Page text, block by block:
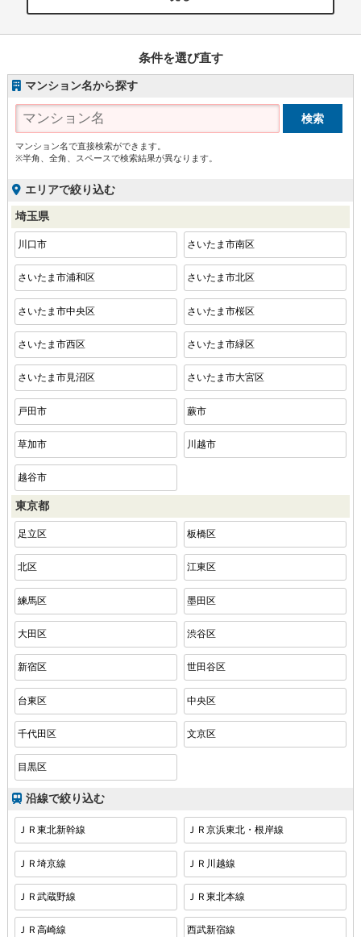
条件を選び直す
マンション名から探す
マンション名で直接検索ができます。
※半角、全角、スペースで検索結果が異なります。
エリアで絞り込む
埼玉県
川口市 さいたま市南区
さいたま市浦和区 さいたま市北区
さいたま市中央区 さいたま市桜区
さいたま市西区 さいたま市緑区
さいたま市見沼区 さいたま市大宮区
戸田市 蕨市
草加市 川越市
越谷市
東京都
足立区 板橋区
北区 江東区
練馬区 墨田区
大田区 渋谷区
新宿区 世田谷区
台東区 中央区
千代田区 文京区
目黒区
沿線で絞り込む
ＪＲ東北新幹線 ＪＲ京浜東北・根岸線
ＪＲ埼京線 ＪＲ川越線
ＪＲ武蔵野線 ＪＲ東北本線
ＪＲ高崎線 西武新宿線